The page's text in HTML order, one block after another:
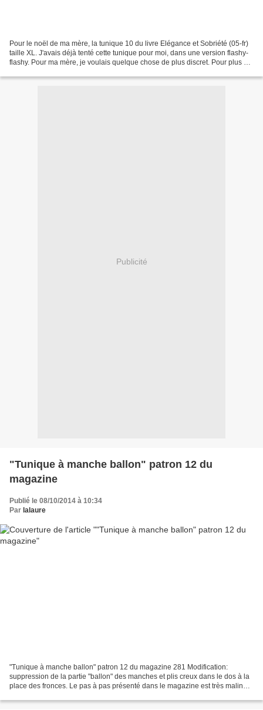
Pour le noël de ma mère, la tunique 10 du livre Elégance et Sobriété (05-fr)
taille XL. J'avais déjà tenté cette tunique pour moi, dans une version flashy-
flashy. Pour ma mère, je voulais quelque chose de plus discret. Pour plus de
Publicité
"Tunique à manche ballon" patron 12 du
magazine
Publié le 08/10/2014 à 10:34
Par lalaure
"Tunique à manche ballon" patron 12 du magazine 281 Modification:
suppression de la partie "ballon" des manches et plis creux dans le dos à la
place des fronces. Le pas à pas présenté dans le magazine est très malin